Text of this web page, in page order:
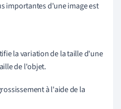
importantes d'une image est
la variation de la taille d'une
de l'objet.
à l'aide de la